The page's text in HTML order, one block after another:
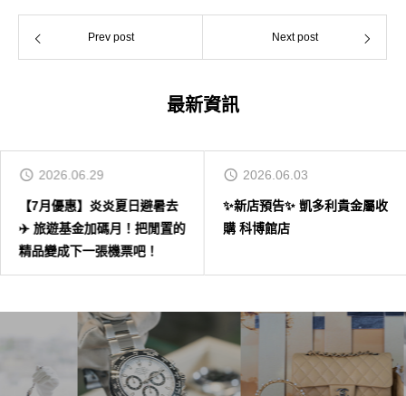
Prev post Next post
最新資訊
2026.06.29
【7月優惠】炎炎夏日避暑去
✈️ 旅遊基金加碼月！把閒置的
精品變成下一張機票吧！
2026.06.03
✨新店預告✨ 凱多利貴金屬收
購 科博館店